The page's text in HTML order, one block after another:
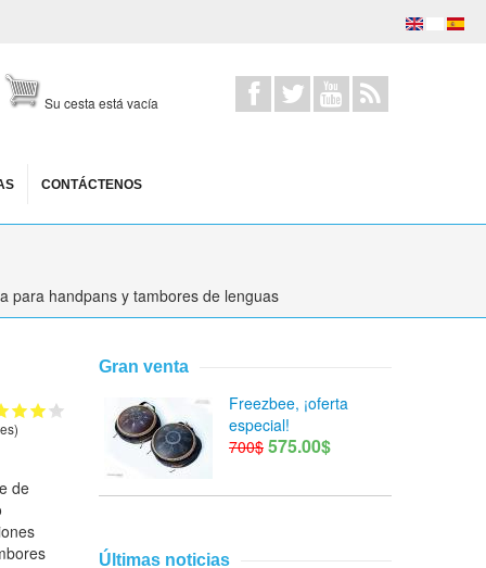
Su cesta está vacía
CONTÁCTENOS
para handpans y tambores de lenguas
de
Gran venta
Freezbee, ¡oferta
especial!
700$ 575.00$
Últimas noticias